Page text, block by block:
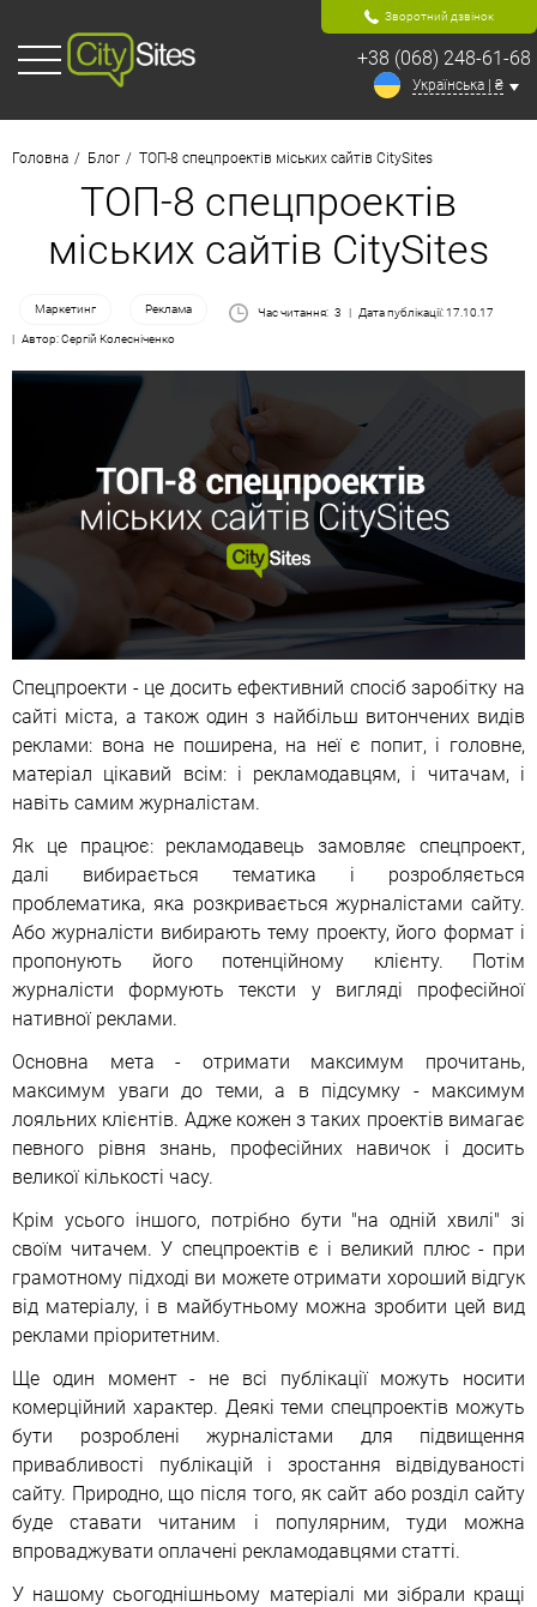
Зворотний дзвінок
+38 (068) 248-61-68
Українська | ₴
Головна Блог ТОП-8 спецпроектів міських сайтів CitySites
ТОП-8 спецпроектів
міських сайтів CitySites
Маркетинг Реклама Час читання: 3
Дата публікації: 17.10.17
Автор: Сергій Колесніченко
Спецпроекти - це досить ефективний спосіб заробітку на
сайті міста, а також один з найбільш витончених видів
реклами: вона не поширена, на неї є попит, і головне,
матеріал цікавий всім: і рекламодавцям, і читачам, і
навіть самим журналістам.
Як це працює: рекламодавець замовляє спецпроект,
далі вибирається тематика і розробляється
проблематика, яка розкривається журналістами сайту.
Або журналісти вибирають тему проекту, його формат і
пропонують його потенційному клієнту. Потім
журналісти формують тексти у вигляді професійної
нативної реклами.
Основна мета - отримати максимум прочитань,
максимум уваги до теми, а в підсумку - максимум
лояльних клієнтів. Адже кожен з таких проектів вимагає
певного рівня знань, професійних навичок і досить
великої кількості часу.
Крім усього іншого, потрібно бути "на одній хвилі" зі
своїм читачем. У спецпроектів є і великий плюс - при
грамотному підході ви можете отримати хороший відгук
від матеріалу, і в майбутньому можна зробити цей вид
реклами пріоритетним.
Ще один момент - не всі публікації можуть носити
комерційний характер. Деякі теми спецпроектів можуть
бути розроблені журналістами для підвищення
привабливості публікацій і зростання відвідуваності
сайту. Природно, що після того, як сайт або розділ сайту
буде ставати читаним і популярним, туди можна
впроваджувати оплачені рекламодавцями статті.
У нашому сьогоднішньому матеріалі ми зібрали кращі